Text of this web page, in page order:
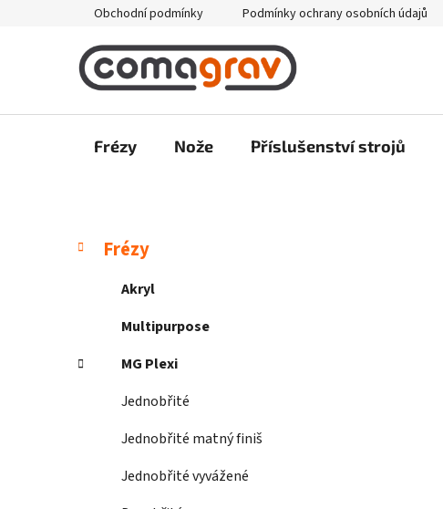
Obchodní podmínky Podmínky ochrany osobních údajů
Frézy Nože Příslušenství strojů
P
a
Přeskočit
kategorie
K
a
r
Frézy
Akryl
Multipurpose
MG Plexi
Jednobřité
Jednobřité matný finiš
Jednobřité vyvážené